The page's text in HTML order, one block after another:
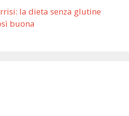
la dieta senza glutine
buona